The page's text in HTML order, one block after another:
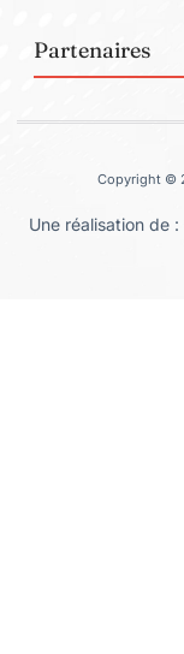
Partenaires
Copyright ©
Une réalisation de :